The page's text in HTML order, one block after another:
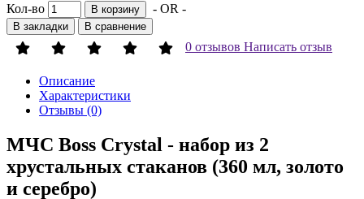
Кол-во В корзину - OR -
В закладки В сравнение
0 отзывов Написать отзыв
Описание
Характеристики
Отзывы (0)
МЧС Boss Crystal - набор из 2
хрустальных стаканов (360 мл, золото
и серебро)